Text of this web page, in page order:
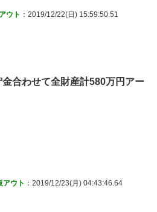
ウト ：2019/12/22(日) 15:59:50.51
合わせて全財産計580万円アー
アウト ：2019/12/23(月) 04:43:46.64